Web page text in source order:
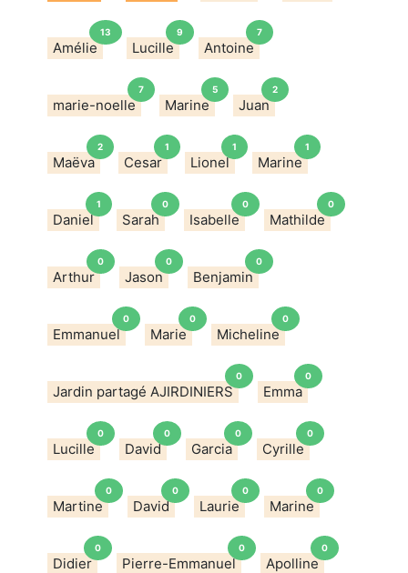
Amélie
13
Lucille
9
Antoine
7
marie-noelle
7
Marine
5
Juan
2
Maëva
2
Cesar
1
Lionel
1
Marine
1
Daniel
1
Sarah
0
Isabelle
0
Mathilde
0
Arthur
0
Jason
0
Benjamin
0
Emmanuel
0
Marie
0
Micheline
0
Jardin partagé AJIRDINIERS
0
Emma
0
Lucille
0
David
0
Garcia
0
Cyrille
0
Martine
0
David
0
Laurie
0
Marine
0
Didier
0
Pierre-Emmanuel
0
Apolline
0